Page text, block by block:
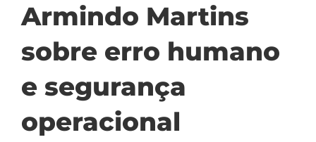
Armindo Martins
sobre erro humano
e segurança
operacional